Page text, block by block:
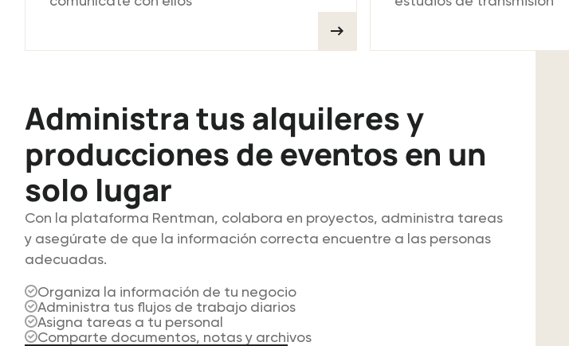
Administra tus alquileres y
producciones de eventos en un
solo lugar
Con la plataforma Rentman, colabora en proyectos, administra tareas
y asegúrate de que la información correcta encuentre a las personas
adecuadas.
Organiza la información de tu negocio
Administra tus flujos de trabajo diarios
Asigna tareas a tu personal
Comparte documentos, notas y archivos